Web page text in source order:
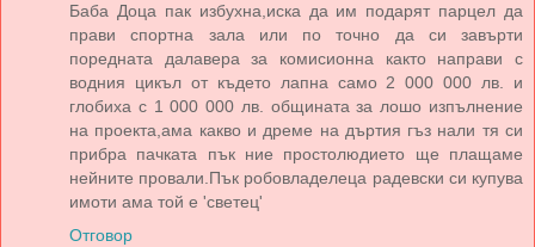
Баба Доца пак избухна,иска да им подарят парцел да
прави спортна зала или по точно да си завърти
поредната далавера за комисионна както направи с
водния цикъл от където лапна само 2 000 000 лв. и
глобиха с 1 000 000 лв. общината за лошо изпълнение
на проекта,ама какво и дреме на дъртия гъз нали тя си
прибра пачката пък ние простолюдието ще плащаме
нейните провали.Пък робовладелеца радевски си купува
имоти ама той е 'светец'
Отговор